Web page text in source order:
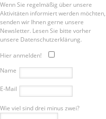
Wenn Sie regelmäßig über unsere
Aktivitäten informiert werden möchten,
senden wir Ihnen gerne unsere
Newsletter. Lesen Sie bitte vorher
unsere Datenschutzerklärung.
Hier anmelden!
Name
E-Mail
Wie viel sind drei minus zwei?